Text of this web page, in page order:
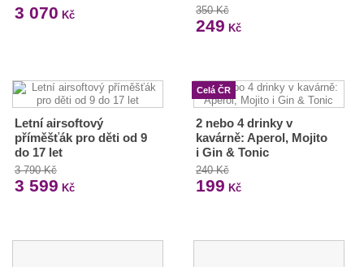
3 070 Kč 350 Kč
249 Kč
Letní airsoftový
příměšťák pro děti od 9
do 17 let
3 790 Kč
3 599 Kč
Celá ČR
2 nebo 4 drinky v
kavárně: Aperol, Mojito
i Gin & Tonic
240 Kč
199 Kč